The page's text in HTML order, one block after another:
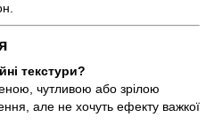
текстури?
чутливою або зрілою
але не хочуть ефекту важкої